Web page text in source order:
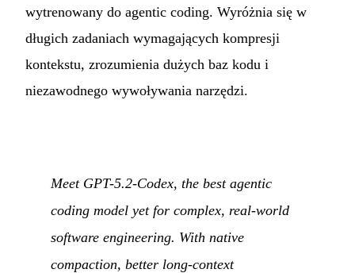
wytrenowany do agentic coding. Wyróżnia się w
długich zadaniach wymagających kompresji
kontekstu, zrozumienia dużych baz kodu i
niezawodnego wywoływania narzędzi.
Meet GPT-5.2-Codex, the best agentic
coding model yet for complex, real-world
software engineering. With native
compaction, better long-context